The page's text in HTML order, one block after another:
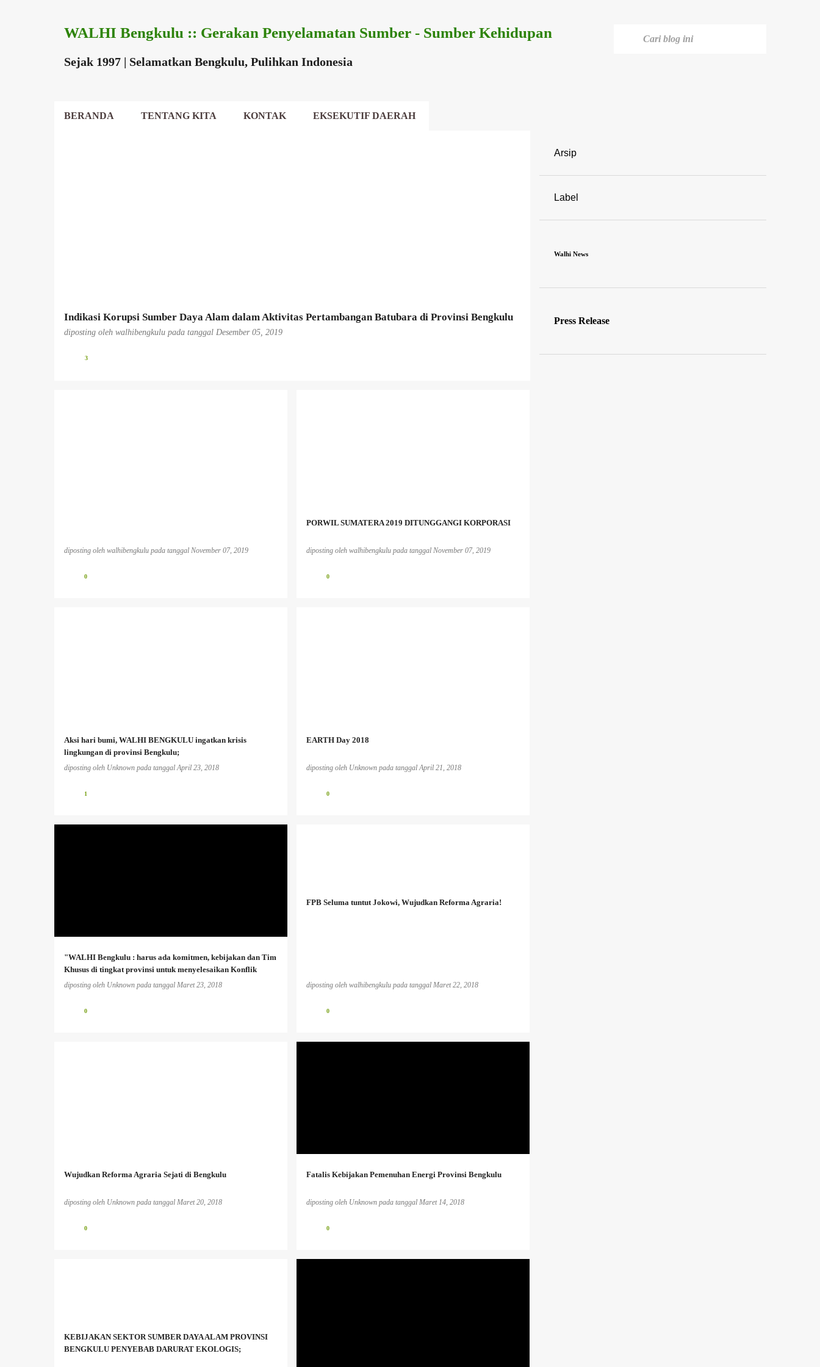
WALHI Bengkulu :: Gerakan Penyelamatan Sumber - Sumber Kehidupan
Sejak 1997 | Selamatkan Bengkulu, Pulihkan Indonesia
BERANDA TENTANG KITA KONTAK EKSEKUTIF DAERAH
Indikasi Korupsi Sumber Daya Alam dalam Aktivitas Pertambangan Batubara di Provinsi Bengkulu
diposting oleh walhibengkulu pada tanggal Desember 05, 2019
3
diposting oleh walhibengkulu pada tanggal November 07, 2019
0
PORWIL SUMATERA 2019 DITUNGGANGI KORPORASI
diposting oleh walhibengkulu pada tanggal November 07, 2019
0
Aksi hari bumi, WALHI BENGKULU ingatkan krisis
lingkungan di provinsi Bengkulu;
diposting oleh Unknown pada tanggalApril 23, 2018
1
EARTH Day 2018
diposting oleh Unknown pada tanggalApril 21, 2018
0
"WALHI Bengkulu : harus ada komitmen, kebijakan dan Tim
Khusus di tingkat provinsi untuk menyelesaikan Konflik
Agraria'
diposting oleh Unknown pada tanggal Maret 23, 2018
0
FPB Seluma tuntut Jokowi, Wujudkan Reforma Agraria!
diposting oleh walhibengkulu pada tanggal Maret 22, 2018
0
Wujudkan Reforma Agraria Sejati di Bengkulu
diposting oleh Unknown pada tanggal Maret 20, 2018
0
Fatalis Kebijakan Pemenuhan Energi Provinsi Bengkulu
diposting oleh Unknown pada tanggal Maret 14, 2018
0
KEBIJAKAN SEKTOR SUMBER DAYA ALAM PROVINSI
BENGKULU PENYEBAB DARURAT EKOLOGIS;
PEREMPUAN DAN LINGKUNGAN HIDUP; PESISIR
Arsip
Label
Walhi News
Press Release